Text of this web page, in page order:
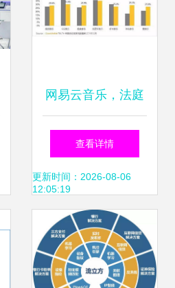
网易云音乐，法庭
见 用户数据权利的
边界与互联网服务
的责任
查看详情
更新时间：2026-08-06
12:05:19